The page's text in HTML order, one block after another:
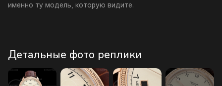
именно ту модель, которую видите.
Детальные фото реплики